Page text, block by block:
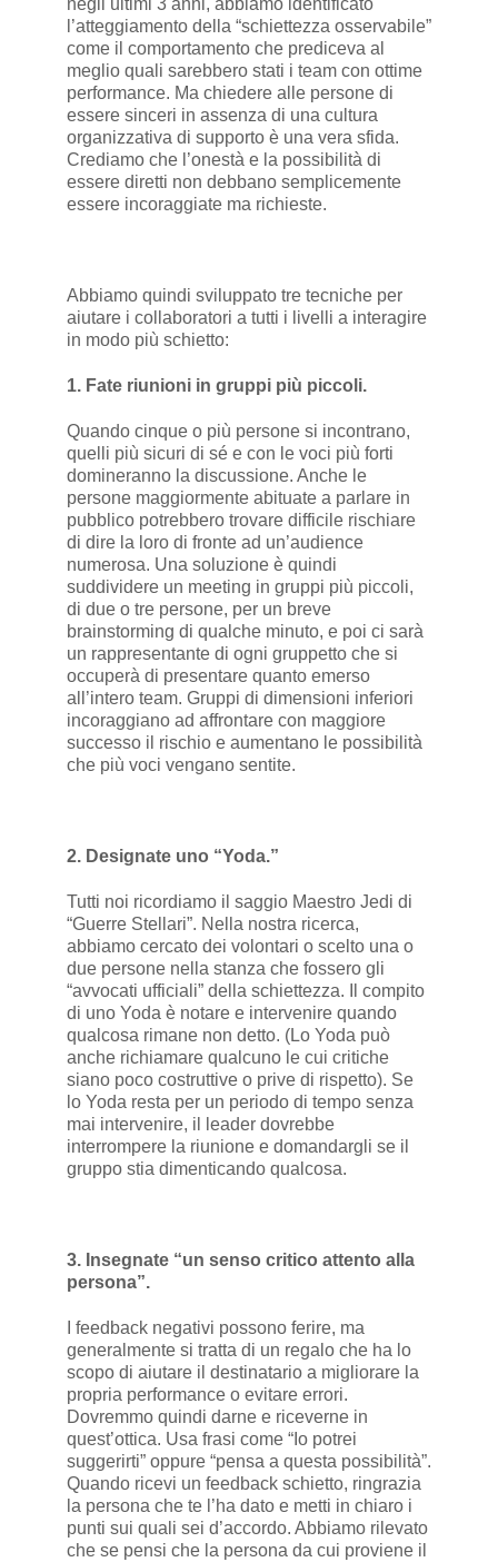
negli ultimi 3 anni, abbiamo identificato
l’atteggiamento della “schiettezza osservabile”
come il comportamento che prediceva al
meglio quali sarebbero stati i team con ottime
performance. Ma chiedere alle persone di
essere sinceri in assenza di una cultura
organizzativa di supporto è una vera sfida.
Crediamo che l’onestà e la possibilità di
essere diretti non debbano semplicemente
essere incoraggiate ma richieste.
Abbiamo quindi sviluppato tre tecniche per
aiutare i collaboratori a tutti i livelli a interagire
in modo più schietto:
1. Fate riunioni in gruppi più piccoli.
Quando cinque o più persone si incontrano,
quelli più sicuri di sé e con le voci più forti
domineranno la discussione. Anche le
persone maggiormente abituate a parlare in
pubblico potrebbero trovare difficile rischiare
di dire la loro di fronte ad un’audience
numerosa. Una soluzione è quindi
suddividere un meeting in gruppi più piccoli,
di due o tre persone, per un breve
brainstorming di qualche minuto, e poi ci sarà
un rappresentante di ogni gruppetto che si
occuperà di presentare quanto emerso
all’intero team. Gruppi di dimensioni inferiori
incoraggiano ad affrontare con maggiore
successo il rischio e aumentano le possibilità
che più voci vengano sentite.
2. Designate uno “Yoda.”
Tutti noi ricordiamo il saggio Maestro Jedi di
“Guerre Stellari”. Nella nostra ricerca,
abbiamo cercato dei volontari o scelto una o
due persone nella stanza che fossero gli
“avvocati ufficiali” della schiettezza. Il compito
di uno Yoda è notare e intervenire quando
qualcosa rimane non detto. (Lo Yoda può
anche richiamare qualcuno le cui critiche
siano poco costruttive o prive di rispetto). Se
lo Yoda resta per un periodo di tempo senza
mai intervenire, il leader dovrebbe
interrompere la riunione e domandargli se il
gruppo stia dimenticando qualcosa.
3. Insegnate “un senso critico attento alla
persona”.
I feedback negativi possono ferire, ma
generalmente si tratta di un regalo che ha lo
scopo di aiutare il destinatario a migliorare la
propria performance o evitare errori.
Dovremmo quindi darne e riceverne in
quest’ottica. Usa frasi come “Io potrei
suggerirti” oppure “pensa a questa possibilità”.
Quando ricevi un feedback schietto, ringrazia
la persona che te l’ha dato e metti in chiaro i
punti sui quali sei d’accordo. Abbiamo rilevato
che se pensi che la persona da cui proviene il